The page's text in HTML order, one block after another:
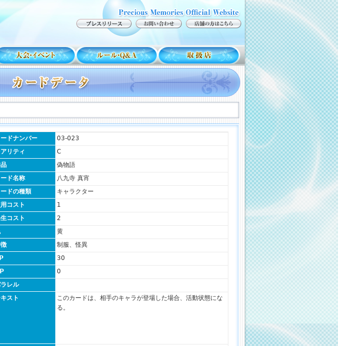
ドナンバー
03-023
アリティ
C
偽物語
ド名称
八九寺 真宵
ドの種類
キャラクター
コスト
1
コスト
2
黄
制服、怪異
30
0
レル
スト
このカードは、相手のキャラが登場した場合、活動状態にな
る。